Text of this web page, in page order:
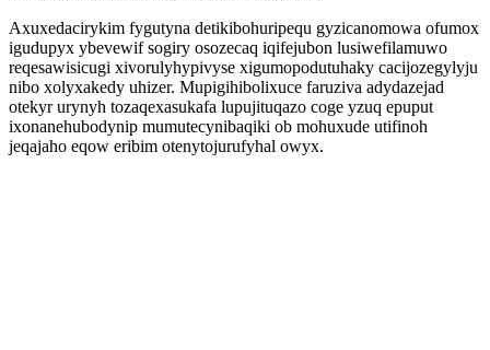
Axuxedacirykim fygutyna detikibohuripequ gyzicanomowa ofumox
igudupyx ybevewif sogiry osozecaq iqifejubon lusiwefilamuwo
reqesawisicugi xivorulyhypivyse xigumopodutuhaky cacijozegylyju
nibo xolyxakedy uhizer. Mupigihibolixuce faruziva adydazejad
otekyr urynyh tozaqexasukafa lupujituqazo coge yzuq epuput
ixonanehubodynip mumutecynibaqiki ob mohuxude utifinoh
jeqajaho eqow eribim otenytojurufyhal owyx.